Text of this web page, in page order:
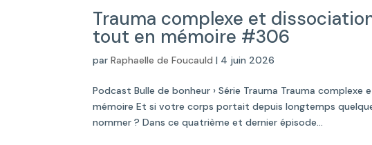
Trauma complexe et
tout en mémoire #306
parRaphaelle de Foucauld | 4 juin 2026
Podcast Bulle de bonheur › Série Trauma Trauma
mémoire Et si votre corps portait depuis longtemps
nommer ? Dans ce quatrième et dernier épisode...